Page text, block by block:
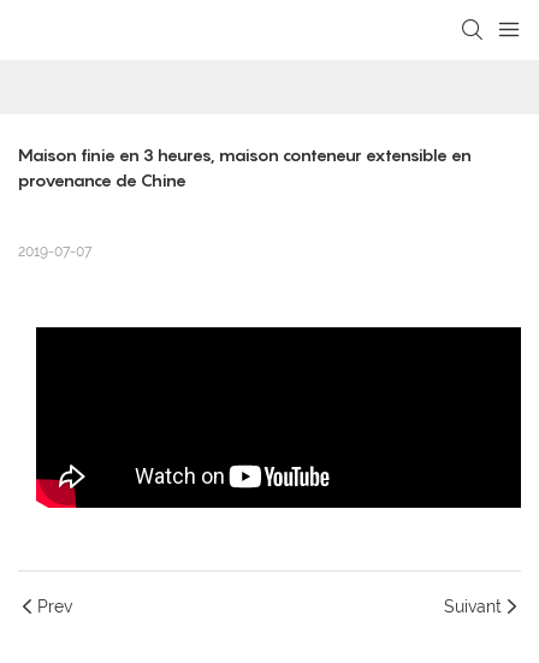
Maison finie en 3 heures, maison conteneur extensible en
provenance de Chine
2019-07-07
Prev Suivant